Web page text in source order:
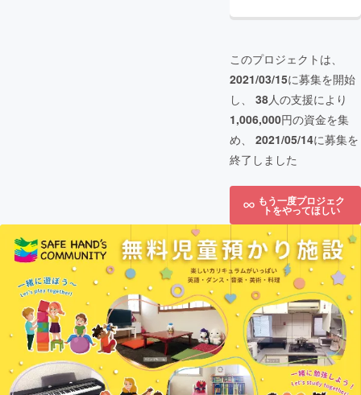
このプロジェクトは、
2021/03/15に募集を開始
し、 38人の支援により
1,006,000円の資金を集
め、 2021/05/14に募集を
終了しました
もう一度プロジェク
トをやってほしい